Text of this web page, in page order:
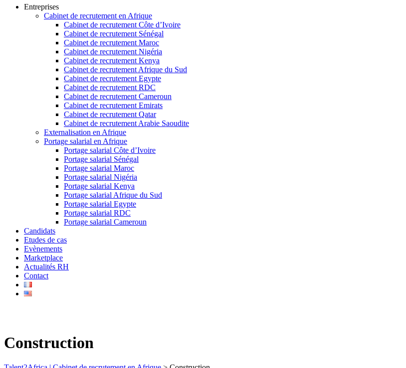
Entreprises
Cabinet de recrutement en Afrique
Cabinet de recrutement Côte d’Ivoire
Cabinet de recrutement Sénégal
Cabinet de recrutement Maroc
Cabinet de recrutement Nigéria
Cabinet de recrutement Kenya
Cabinet de recrutement Afrique du Sud
Cabinet de recrutement Egypte
Cabinet de recrutement RDC
Cabinet de recrutement Cameroun
Cabinet de recrutement Emirats
Cabinet de recrutement Qatar
Cabinet de recrutement Arabie Saoudite
Externalisation en Afrique
Portage salarial en Afrique
Portage salarial Côte d’Ivoire
Portage salarial Sénégal
Portage salarial Maroc
Portage salarial Nigéria
Portage salarial Kenya
Portage salarial Afrique du Sud
Portage salarial Egypte
Portage salarial RDC
Portage salarial Cameroun
Candidats
Etudes de cas
Evènements
Marketplace
Actualités RH
Contact
Construction